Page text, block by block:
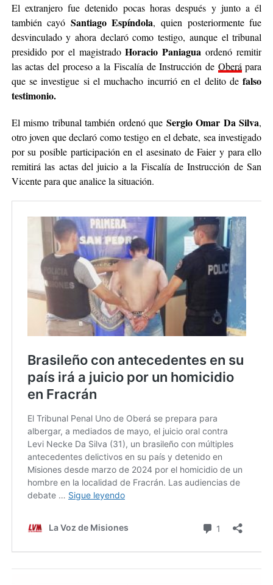
El extranjero fue detenido pocas horas después y junto a él
también cayó Santiago Espíndola, quien posteriormente fue
desvinculado y ahora declaró como testigo, aunque el tribunal
presidido por el magistradoHoracio Paniagua ordenó remitir
las actas del proceso a la Fiscalía de Instrucción de Oberá para
que se investigue si el muchacho incurrió en el delito defalso
testimonio.
El mismo tribunal también ordenó que Sergio Omar Da Silva,
otro joven que declaró como testigo en el debate, sea investigado
por su posible participación en el asesinato de Faier y para ello
remitirá las actas del juicio a la Fiscalía de Instrucción de San
Vicente para que analice la situación.